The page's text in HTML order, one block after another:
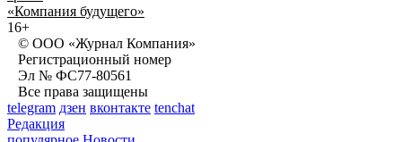
«Компания будущего»
16+
© ООО «Журнал Компания»
Регистрационный номер
Эл № ФС77-80561
Все права защищены
telegram дзен вконтакте tenchat
Редакция